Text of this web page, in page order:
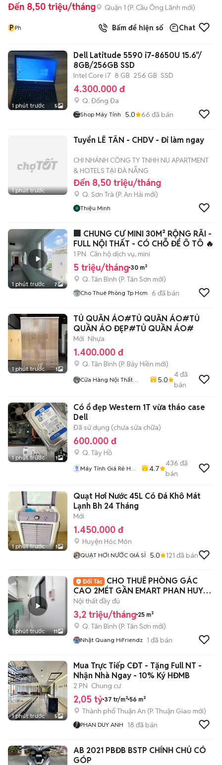
Đến 8,50 triệu/tháng Quận 1 (P. Cầu Ông Lãnh mới)
P Ph Bấm để hiện số Chat
1 phút trước 5
Dell Latitude 5590 i7-8650U 15.6"/
8GB/256GB SSD
Intel Core i7 8 GB 256 GB SSD
4.300.000 đ
Q. Đống Đa
Shop Máy Tính 5.0 66 đã bán
1 phút trước
Tuyển LỄ TÂN - CHDV - Đi làm ngay
CHI NHÁNH CÔNG TY TNHH NU APARTMENT
& HOTELS TẠI ĐÀ NẴNG
Đến 8,50 triệu/tháng
Q. Sơn Trà (P. An Hải mới)
Thiệu Minh
1 phút trước 7
🏢 CHUNG CƯ MINI 30M² RỘNG RÃI -
FULL NỘI THẤT - CÓ CHỖ ĐỂ Ô TÔ 🔥
1 PN Căn hộ dịch vụ, mini
5 triệu/tháng 30 m²
Q. Tân Bình (P. Tân Sơn mới)
Cho Thuê Phòng Tp Hcm 6 đã bán
1 phút trước 1
TỦ QUẦN ÁO#TỦ QUẦN ÁO#TỦ
QUẦN ÁO ĐẸP#TỦ QUẦN ÁO#
Mới Nhựa
1.400.000 đ
Q. Tân Bình (P. Bảy Hiền mới)
Cửa Hàng Nội Thất
5.0
4đã
bán
1 phút trước 1
Có ổ đẹp Western 1T vừa tháo case
Dell
Đã sử dụng (chưa sửa chữa)
600.000 đ
Q. Tây Hồ
Máy Tính Giá Rẻ Hà
4.7
436 đã
bán
1 phút trước 1
Quạt Hơi Nước 45L Có Đá Khô Mát
Lạnh Bh 24 Tháng
Mới
1.450.000 đ
Huyện Hóc Môn
QUẠT HƠI NƯỚC GIÁ SỈ 5.0 121 đã bán
1 phút trước 11
CHO THUÊ PHÒNG GÁC
CAO 2MÉT GẦN EMART PHAN HUY
ÍCH, CVPM QUANG TRUNG
Nội thất đầy đủ
3,2 triệu/tháng 25 m²
Q. Tân Bình (P. Tân Sơn mới)
Nhật Quang HiFriendz 1 đã bán
1 phút trước 5
Mua Trực Tiếp CĐT - Tặng Full NT -
Nhận Nhà Ngay - 10% Ký HĐMB
2 PN Chung cư
2,05 tỷ 37 tr/m² 56 m²
Thành phố Thuận An (P. Thuận Giao mới)
PHAN DUY ANH 18 đã bán
AB 2021 PBĐB BSTP CHÍNH CHỦ CÓ
GÓP